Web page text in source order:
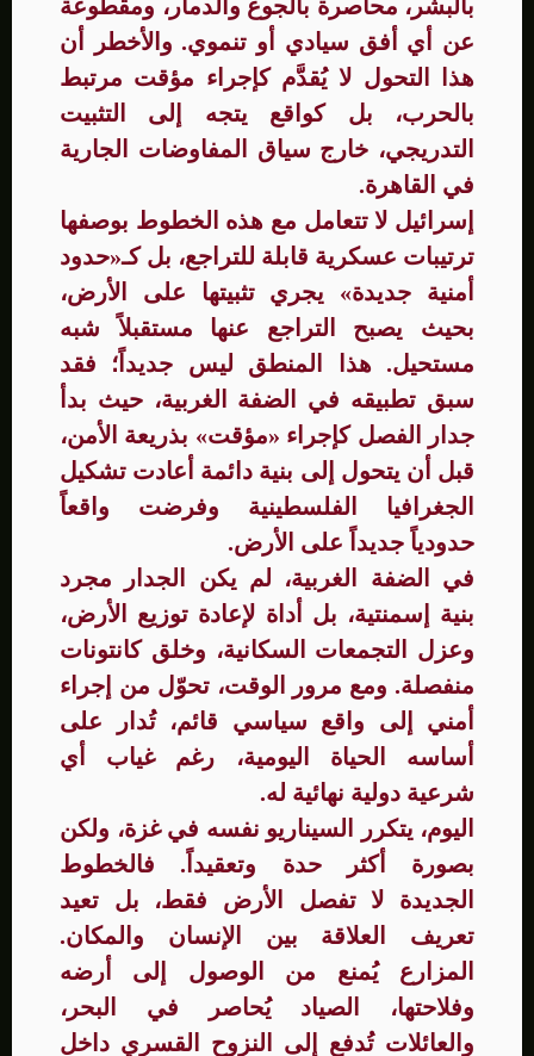
بالبشر، محاصرة بالجوع والدمار، ومقطوعة
عن أي أفق سيادي أو تنموي. والأخطر أن
هذا التحول لا يُقدَّم كإجراء مؤقت مرتبط
بالحرب، بل كواقع يتجه إلى التثبيت
التدريجي، خارج سياق المفاوضات الجارية
في القاهرة.
إسرائيل لا تتعامل مع هذه الخطوط بوصفها
ترتيبات عسكرية قابلة للتراجع، بل كـ«حدود
أمنية جديدة» يجري تثبيتها على الأرض،
بحيث يصبح التراجع عنها مستقبلاً شبه
مستحيل. هذا المنطق ليس جديداً؛ فقد
سبق تطبيقه في الضفة الغربية، حيث بدأ
جدار الفصل كإجراء «مؤقت» بذريعة الأمن،
قبل أن يتحول إلى بنية دائمة أعادت تشكيل
الجغرافيا الفلسطينية وفرضت واقعاً
حدودياً جديداً على الأرض.
في الضفة الغربية، لم يكن الجدار مجرد
بنية إسمنتية، بل أداة لإعادة توزيع الأرض،
وعزل التجمعات السكانية، وخلق كانتونات
منفصلة. ومع مرور الوقت، تحوّل من إجراء
أمني إلى واقع سياسي قائم، تُدار على
أساسه الحياة اليومية، رغم غياب أي
شرعية دولية نهائية له.
اليوم، يتكرر السيناريو نفسه في غزة، ولكن
بصورة أكثر حدة وتعقيداً. فالخطوط
الجديدة لا تفصل الأرض فقط، بل تعيد
تعريف العلاقة بين الإنسان والمكان.
المزارع يُمنع من الوصول إلى أرضه
وفلاحتها، الصياد يُحاصر في البحر،
والعائلات تُدفع إلى النزوح القسري داخل